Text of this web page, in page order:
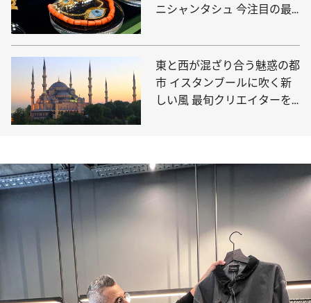
ニシャンタシュ 今注目の最
東と西が混ざり合う魅惑の都
市 イスタンブールに吹く新
しい風 最旬クリエイターを